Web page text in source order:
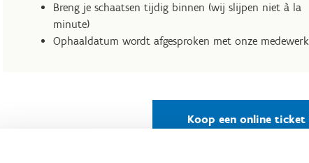
Breng je schaatsen tijdig binnen (wij slijpen niet à la
minute)
Ophaaldatum wordt afgesproken met onze
Koop een online